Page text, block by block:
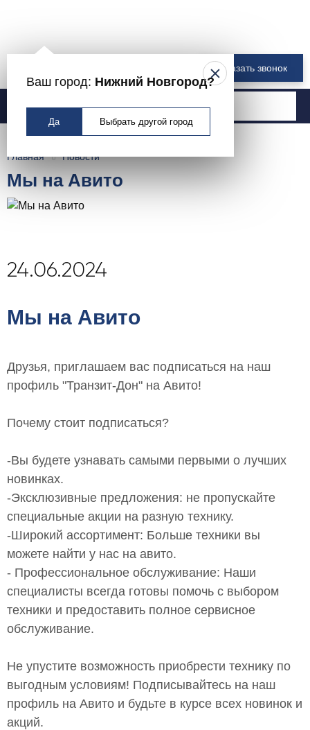
Ваш город: Нижний Новгород?
Да Выбрать другой город
Заказать звонок
Москва
Главная Новости
Мы на Авито
24.06.2024
Мы на Авито
Друзья, приглашаем вас подписаться на наш
профиль "Транзит-Дон" на Авито!
Почему стоит подписаться?
-Вы будете узнавать самыми первыми о лучших
новинках.
-Эксклюзивные предложения: не пропускайте
специальные акции на разную технику.
-Широкий ассортимент: Больше техники вы
можете найти у нас на авито.
- Профессиональное обслуживание: Наши
специалисты всегда готовы помочь с выбором
техники и предоставить полное сервисное
обслуживание.
Не упустите возможность приобрести технику по
выгодным условиям! Подписывайтесь на наш
профиль на Авито и будьте в курсе всех новинок и
акций.